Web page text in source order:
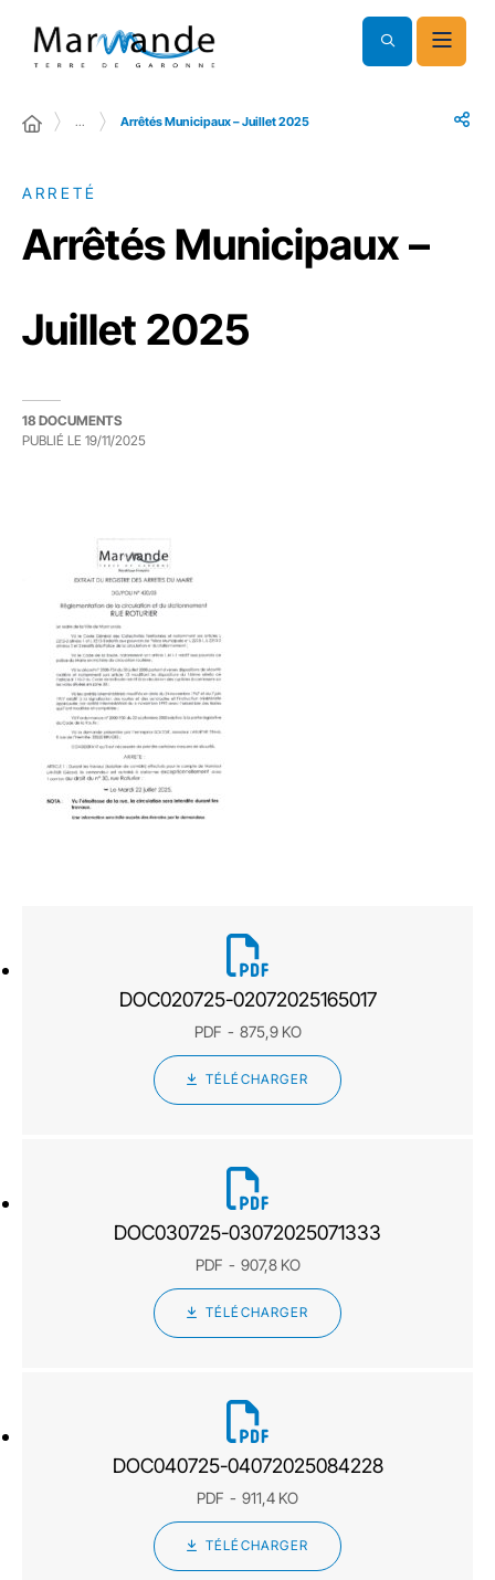
… Arrêtés Municipaux – Juillet 2025
ARRETÉ
Arrêtés Municipaux –
Juillet 2025
18 DOCUMENTS
PUBLIÉ LE 19/11/2025
DOC020725-02072025165017
PDF 875,9 KO
TÉLÉCHARGER
DOC030725-03072025071333
PDF 907,8 KO
TÉLÉCHARGER
DOC040725-04072025084228
PDF 911,4 KO
TÉLÉCHARGER